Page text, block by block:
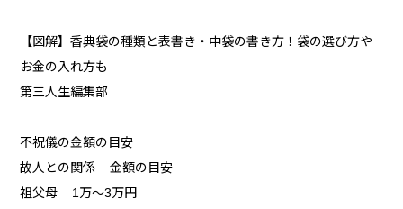
【図解】香典袋の種類と表書き・中袋の書き方！袋の選び方や
お金の入れ方も
第三人生編集部
不祝儀の金額の目安
故人との関係 金額の目安
祖父母 1万～3万円